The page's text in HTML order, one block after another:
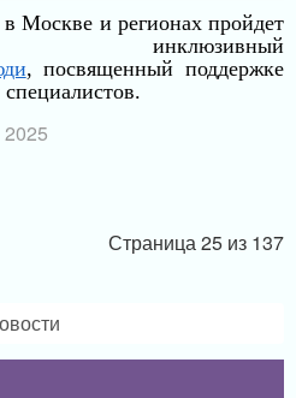
в Москве и регионах пройдет
инклюзивный
, посвященный поддержке
Страница 25 из 137